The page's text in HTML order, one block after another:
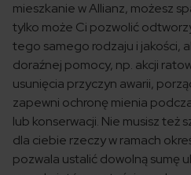
mieszkanie w Allianz, możesz
tylko może Ci pozwolić
tego samego rodzaju i jakości,
doraźnej pomocy, np. akcji
usunięcia przyczyn awarii,
zapewni ochronę mienia
lub konserwacji. Nie musisz też
dla ciebie rzeczy w ramach
pozwala ustalić dowolną sumę